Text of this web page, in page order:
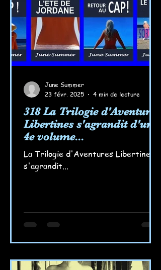
318 La Trilogie d'Aventures
Libertines s'agrandit d'un
4e volume...
La Trilogie d'Aventures Libertines
s'agrandit...
June Summer
23 févr. 2025
4 min de lecture